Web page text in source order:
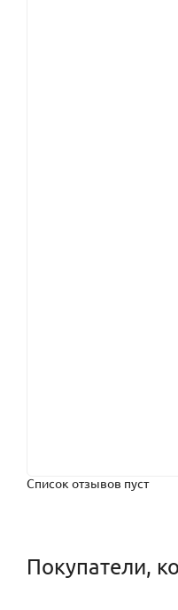
Список отзывов пуст
Покупатели,